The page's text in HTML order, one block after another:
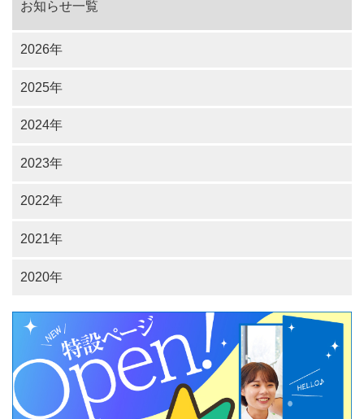
お知らせ一覧
2026年
2025年
2024年
2023年
2022年
2021年
2020年